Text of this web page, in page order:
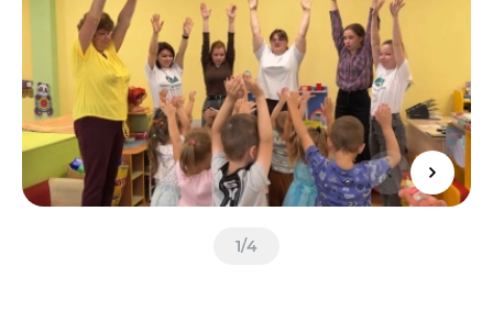
1/4
Центры дистрибуции
Реализация ТМЦ и непрофильных активов
Политика в области закупок
В помощь поставщику
Не только цемент
Люди ЦЕМРОСа
Технологии и тренды
Издание для клиентов
Аналитика цементной отрасли
Медиабанк